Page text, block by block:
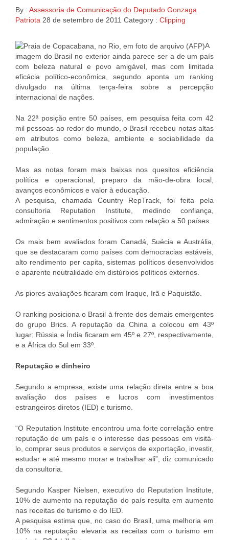
By : Assessoria de Comunicação do Deputado Gonzaga
Patriota 28 de setembro de 2011 Category : Clipping
A
imagem do Brasil no exterior ainda parece ser a de um país
com beleza natural e povo amigável, mas com limitada
eficácia político-econômica, segundo aponta um ranking
divulgado na última terça-feira sobre a percepção
internacional de nações.
Na 22ª posição entre 50 países, em pesquisa feita com 42
mil pessoas ao redor do mundo, o Brasil recebeu notas altas
em atributos como beleza, ambiente e sociabilidade da
população.
Mas as notas foram mais baixas nos quesitos eficiência
política e operacional, preparo da mão-de-obra local,
avanços econômicos e valor à educação.
A pesquisa, chamada Country RepTrack, foi feita pela
consultoria Reputation Institute, medindo confiança,
admiração e sentimentos positivos com relação a 50 países.
Os mais bem avaliados foram Canadá, Suécia e Austrália,
que se destacaram como países com democracias estáveis,
alto rendimento per capita, sistemas políticos desenvolvidos
e aparente neutralidade em distúrbios políticos externos.
As piores avaliações ficaram com Iraque, Irã e Paquistão.
O ranking posiciona o Brasil à frente dos demais emergentes
do grupo Brics. A reputação da China a colocou em 43º
lugar; Rússia e Índia ficaram em 45º e 27º, respectivamente,
e a África do Sul em 33º.
Reputação e dinheiro
Segundo a empresa, existe uma relação direta entre a boa
avaliação dos países e lucros com investimentos
estrangeiros diretos (IED) e turismo.
“O Reputation Institute encontrou uma forte correlação entre
reputação de um país e o interesse das pessoas em visitá-
lo, comprar seus produtos e serviços de exportação, investir,
estudar e até mesmo morar e trabalhar ali”, diz comunicado
da consultoria.
Segundo Kasper Nielsen, executivo do Reputation Institute,
10% de aumento na reputação do país resulta em aumento
nas receitas de turismo e do IED.
A pesquisa estima que, no caso do Brasil, uma melhoria em
10% na reputação elevaria as receitas com o turismo em